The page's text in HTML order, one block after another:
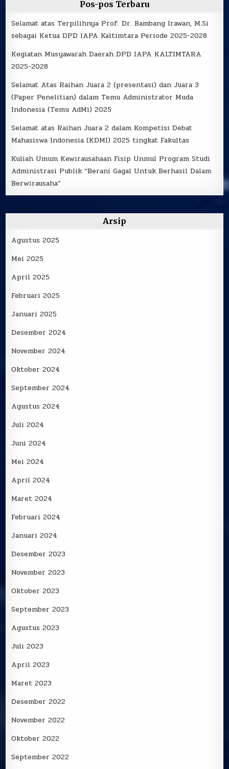
Pos-pos Terbaru
Selamat atas Terpilihnya Prof. Dr. Bambang Irawan, M.Si
sebagai Ketua DPD IAPA Kaltimtara Periode 2025-2028
Kegiatan Musyawarah Daerah DPD IAPA KALTIMTARA
2025-2028
Selamat Atas Raihan Juara 2 (presentasi) dan Juara 3
(Paper Penelitian) dalam Temu Administrator Muda
Indonesia (Temu AdMi) 2025
Selamat atas Raihan Juara 2 dalam Kompetisi Debat
Mahasiswa Indonesia (KDMI) 2025 tingkat Fakultas
Kuliah Umum Kewirausahaan Fisip Unmul Program Studi
Administrasi Publik “Berani Gagal Untuk Berhasil Dalam
Berwirausaha”
Arsip
Agustus 2025
Mei 2025
April 2025
Februari 2025
Januari 2025
Desember 2024
November 2024
Oktober 2024
September 2024
Agustus 2024
Juli 2024
Juni 2024
Mei 2024
April 2024
Maret 2024
Februari 2024
Januari 2024
Desember 2023
November 2023
Oktober 2023
September 2023
Agustus 2023
Juli 2023
April 2023
Maret 2023
Desember 2022
November 2022
Oktober 2022
September 2022